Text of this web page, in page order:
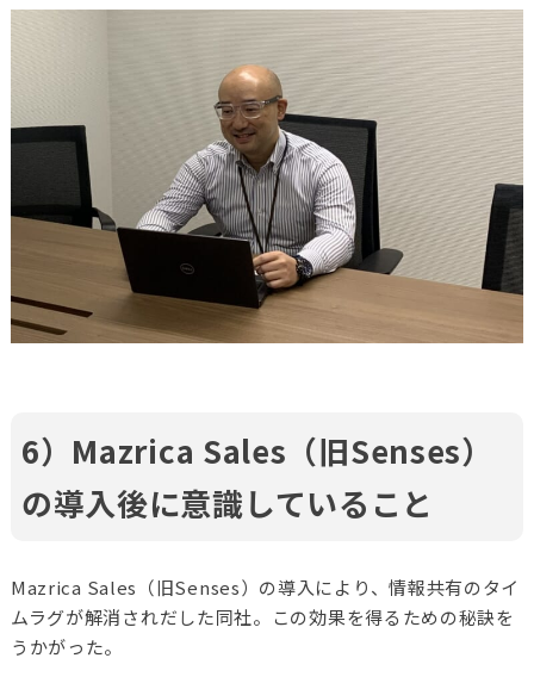
6）Mazrica Sales（旧Senses）
の導入後に意識していること
Mazrica Sales（旧Senses）の導入により、情報共有のタイ
ムラグが解消されだした同社。この効果を得るための秘訣を
うかがった。